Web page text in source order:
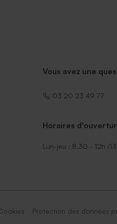
Vous avez une
03 20 23 49 77
Horaires
Lun-jeu : 8.30 - 12h /
Protection des données